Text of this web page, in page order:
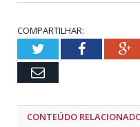
COMPARTILHAR:
TwitterFacebook
Email
CONTEÚDO